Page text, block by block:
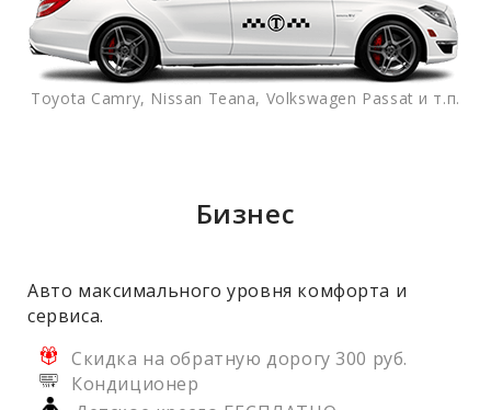
Toyota Camry, Nissan Teana, Volkswagen Passat и т.п.
Бизнес
Авто максимального уровня комфорта и
сервиса.
Скидка на обратную дорогу 300 руб.
Кондиционер